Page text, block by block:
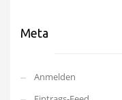
Meta
Anmelden